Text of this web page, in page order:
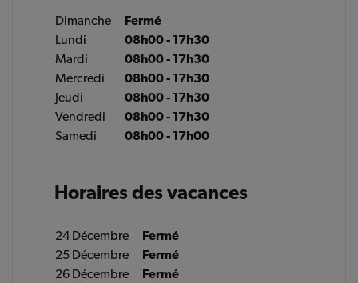
Dimanche
Fermé
Lundi
08h00 - 17h30
Mardi
08h00 - 17h30
Mercredi
08h00 - 17h30
Jeudi
08h00 - 17h30
Vendredi
08h00 - 17h30
Samedi
08h00 - 17h00
Horaires des vacances
24 Décembre
Fermé
25 Décembre
Fermé
26 Décembre
Fermé